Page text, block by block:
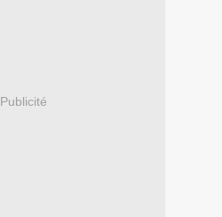
Publicité